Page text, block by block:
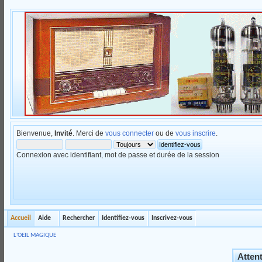
Bienvenue, Invité. Merci de vous connecterou de vous inscrire
Connexion avec identifiant, mot de passe et durée de la session
Accueil Aide Rechercher Identifiez-vous Inscrivez-vous
L'OEIL MAGIQUE